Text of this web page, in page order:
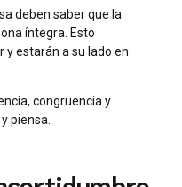
deben saber que la
íntegra. Esto
estarán a su lado en
congruencia y
piensa.